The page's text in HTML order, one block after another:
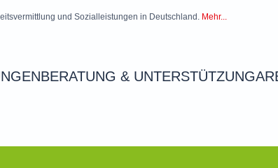
und Sozialleistungen in Deutschland. Mehr...
BERATUNG & UNTERSTÜTZUNG